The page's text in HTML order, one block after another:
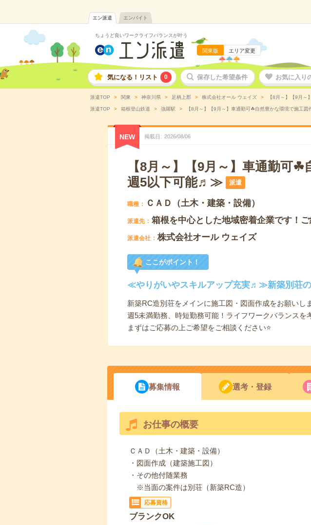
エン派遣 エンバイト
ちょうど良いワークライフバランスが叶う
関東版 エリア変更
気になる！リスト 0 保存した希望条件 お気に入り
派遣TOP 関東 神奈川県 足柄上郡 株式会社オール ウェイズ 【8月～】【9月
派遣TOP 箱根登山鉄道 強羅駅 【8月～】【9月～】車通勤可☘自然豊かな環境で施工
NEW 掲載日 2026/08/06
【8月～】【9月～】車通勤可
週5以下可能♬≫
派遣
職種 ＣＡＤ（土木・建築・設備）
派遣先 箱根を中心とした地域密着企業です！
派遣会社 株式会社オール ウェイズ
ここがポイント！
≪やりがいやスキルアップ充実♬≫新築別荘の
新築RC造別荘をメインに施工図・図面作成をお願いし
週5未満勤務、時短勤務可能！ライフワークバランスを
まずはご応募の上ご希望をご相談ください⭐
募集情報 選考・登録
お仕事の概要
ＣＡＤ（土木・建築・設備）
・図面作成（建築施工図）
・その他付随業務
※当面の案件は別荘（新築RC造）
応募資格
ブランクOK